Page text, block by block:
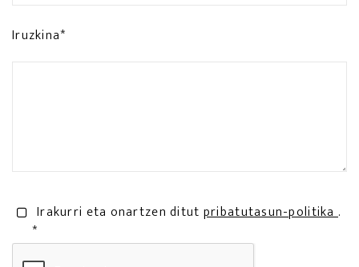
Iruzkina*
Irakurri eta onartzen ditut pribatutasun-politika.
*